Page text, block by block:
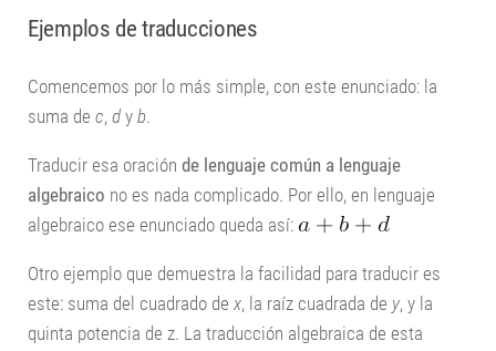
Ejemplos de traducciones
Comencemos por lo más simple, con este enunciado: la
suma de c, d y b.
Traducir esa oración de lenguaje común a lenguaje
algebraico no es nada complicado. Por ello, en lenguaje
algebraico ese enunciado queda así:
Otro ejemplo que demuestra la facilidad para traducir es
este: suma del cuadrado de x, la raíz cuadrada de y, y la
quinta potencia de z. La traducción algebraica de esta